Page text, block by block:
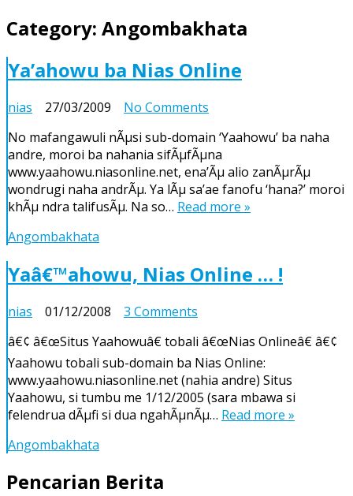
Category: Angombakhata
Ya’ahowu ba Nias Online
nias 27/03/2009 No Comments
ba
Nias
Online
No mafangawuli nÃµsi sub-domain ‘Yaahowu’ ba naha
andre, moroi ba nahania sifÃµfÃµna
www.yaahowu.niasonline.net, ena’Ãµ alio zanÃµrÃµ
wondrugi naha andrÃµ. Ya lÃµ sa’ae fanofu ‘hana?’ moroi
khÃµ ndra talifusÃµ. Na so… Read more »
Angombakhata
Yaâ€™ahowu, Nias Online … !
nias 01/12/2008 3 Comments
Nias
Online
…
!
â€¢ â€œSitus Yaahowuâ€ tobali â€œNias Onlineâ€ â€¢
Yaahowu tobali sub-domain ba Nias Online:
www.yaahowu.niasonline.net (nahia andre) Situs
Yaahowu, si tumbu me 1/12/2005 (sara mbawa si
felendrua dÃµfi si dua ngahÃµnÃµ… Read more »
Angombakhata
Pencarian Berita